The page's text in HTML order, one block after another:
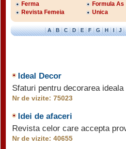
Ferma
Formula As
Revista Femeia
Unica
|A|B|C|D|E|F|G|H|I|J|
Ideal Decor
Sfaturi pentru decorarea
Nr de vizite: 75023
Idei de afaceri
Revista celor care accepta
Nr de vizite: 40655